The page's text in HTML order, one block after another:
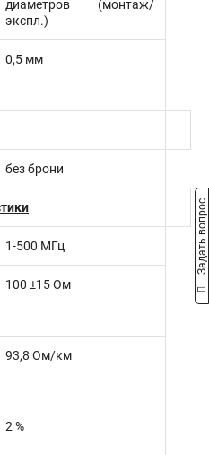
диаметров (монтаж/
экспл.)
0,5 мм
без брони
1-500 МГц
100 ±15 Ом
93,8 Ом/км
2 %
Задать вопрос